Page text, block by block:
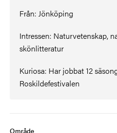
Från: Jönköping
Intressen: Naturvetenskap,
skönlitteratur
Kuriosa: Har jobbat 12
Roskildefestivalen
Område